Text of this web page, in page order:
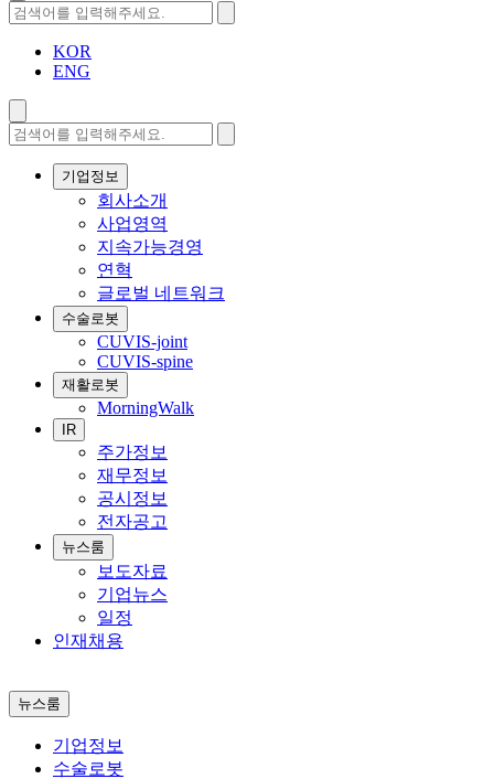
KOR
ENG
기업정보
회사소개
사업영역
지속가능경영
연혁
글로벌 네트워크
수술로봇
CUVIS-joint
CUVIS-spine
재활로봇
MorningWalk
IR
주가정보
재무정보
공시정보
전자공고
뉴스룸
보도자료
기업뉴스
일정
인재채용
뉴스룸
기업정보
수술로봇